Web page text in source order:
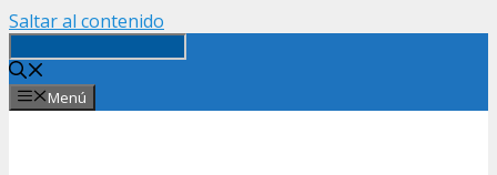
Saltar al contenido
Menú